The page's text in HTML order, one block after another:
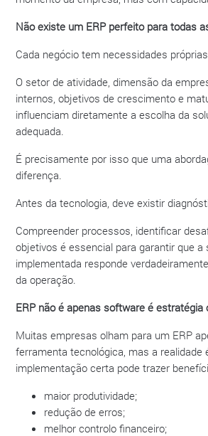
Não existe um ERP perfeito para todas
Cada negócio tem necessidades
O setor de atividade, dimensão da
internos, objetivos de crescimento e
influenciam diretamente a escolha da
adequada.
É precisamente por isso que uma
diferença.
Antes da tecnologia, deve existir
Compreender processos, identificar
objetivos é essencial para garantir que a
implementada responde
da operação.
ERP não é apenas software é estratégia
Muitas empresas olham para um ERP
ferramenta tecnológica, mas a realidade
implementação certa pode trazer
maior produtividade;
redução de erros;
melhor controlo financeiro;